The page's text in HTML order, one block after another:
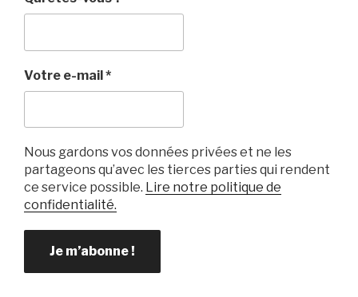
o
o
k
Votre e-mail*
Nous gardons vos données privées et ne les
partageons qu’avec les tierces parties qui rendent
ce service possible. Lire notre politique de
confidentialité.